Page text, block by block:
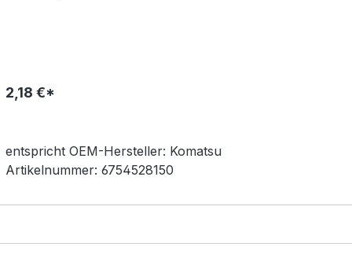
2,18 €*
entspricht OEM-Hersteller: Komatsu
Artikelnummer: 6754528150